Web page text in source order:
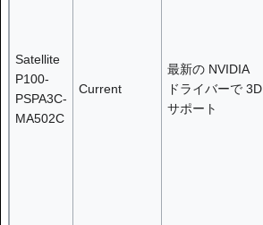
Satellite
P100-
PSPA3C-
MA502C
Current
最新の NVIDIA
ドライバーで 3D
サポート